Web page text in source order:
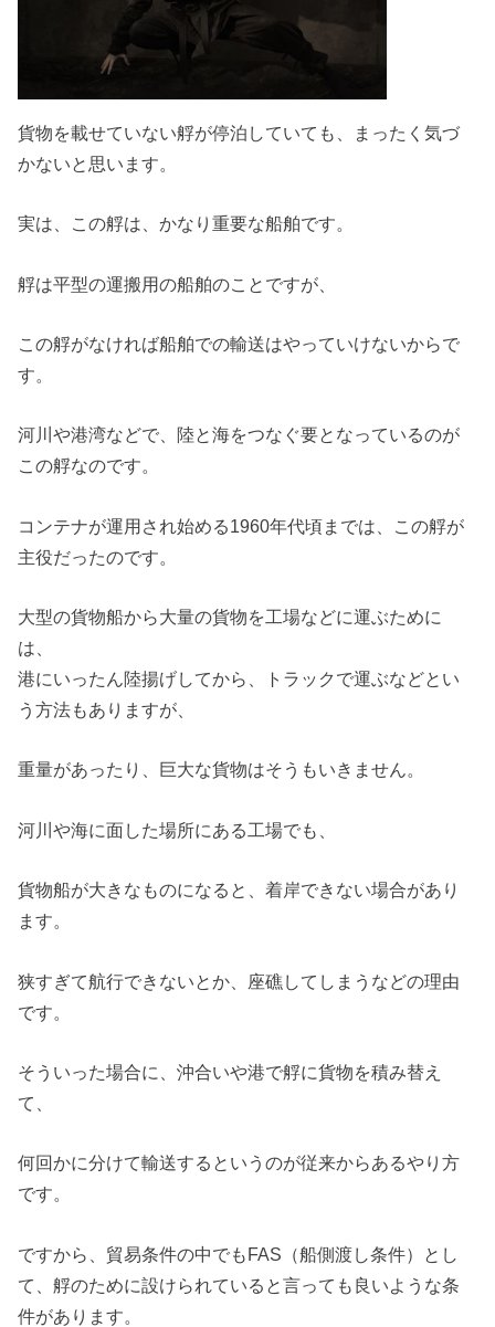
貨物を載せていない艀が停泊していても、まったく気づ
かないと思います。
実は、この艀は、かなり重要な船舶です。
艀は平型の運搬用の船舶のことですが、
この艀がなければ船舶での輸送はやっていけないからで
す。
河川や港湾などで、陸と海をつなぐ要となっているのが
この艀なのです。
コンテナが運用され始める1960年代頃までは、この艀が
主役だったのです。
大型の貨物船から大量の貨物を工場などに運ぶために
は、
港にいったん陸揚げしてから、トラックで運ぶなどとい
う方法もありますが、
重量があったり、巨大な貨物はそうもいきません。
河川や海に面した場所にある工場でも、
貨物船が大きなものになると、着岸できない場合があり
ます。
狭すぎて航行できないとか、座礁してしまうなどの理由
です。
そういった場合に、沖合いや港で艀に貨物を積み替え
て、
何回かに分けて輸送するというのが従来からあるやり方
です。
ですから、貿易条件の中でもFAS（船側渡し条件）とし
て、艀のために設けられていると言っても良いような条
件があります。